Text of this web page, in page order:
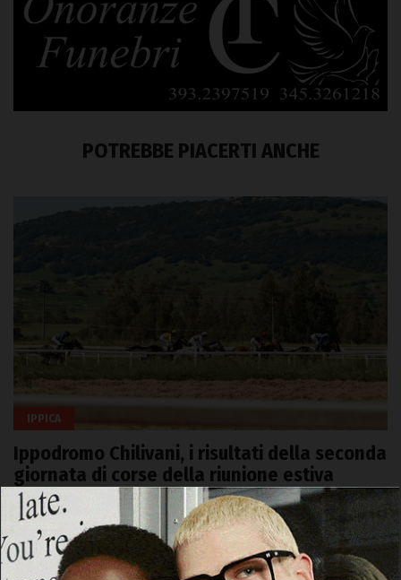
POTREBBE PIACERTI ANCHE
IPPICA
Ippodromo Chilivani, i risultati della seconda
giornata di corse della riunione estiva
25 Luglio 2026, 17:18